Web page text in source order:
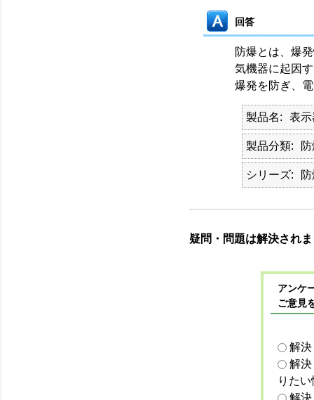
回答
防爆とは、爆
気機器に起因
爆発を防ぎ、
製品名 表示
製品分類
シリーズ
疑問・問題は解決され
アンケ
ご意見
解
解
りた
解